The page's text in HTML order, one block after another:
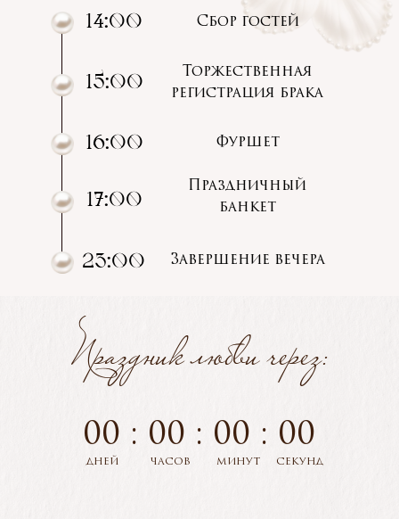
16:00
14:00
15:00
17:00
23:00
Сбор гостей
Торжественная
регистрация брака
Фуршет
Праздничный
банкет
Завершение вечера
МИНУТ
ЧАСОВ
ДНЕЙ СЕКУНД
00 : 00 : 00 : 00
Праздник любви через: